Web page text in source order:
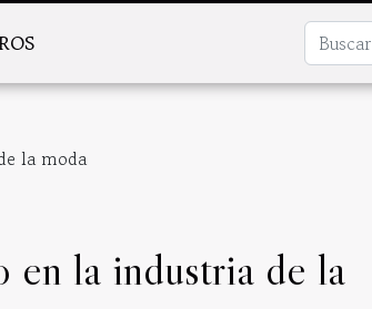
la moda
en la industria de la